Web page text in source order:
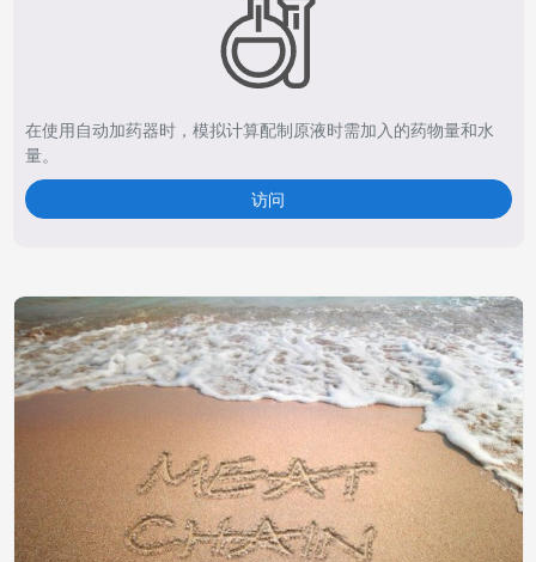
在使用自动加药器时，模拟计算配制原液时需加入的药物量和水
量。
访问